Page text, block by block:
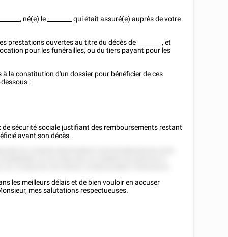
, né(e) le
qui était assuré(e) auprès de votre
prestations ouvertes au titre du décès de
, et
pour les funérailles, ou du tiers payant pour les
la constitution d'un dossier pour bénéficier de ces
:
sécurité sociale justifiant des remboursements restant
avant son décès.
les meilleurs délais et de bien vouloir en accuser
mes salutations respectueuses.